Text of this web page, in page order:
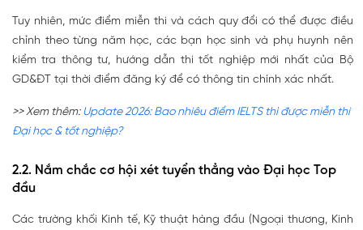
Tuy nhiên, mức điểm miễn thi và cách quy đổi có thể được điều
chỉnh theo từng năm học, các bạn học sinh và phụ huynh nên
kiểm tra thông tư, hướng dẫn thi tốt nghiệp mới nhất của Bộ
GD&ĐT tại thời điểm đăng ký để có thông tin chính xác nhất.
>> Xem thêm: Update 2026: Bao nhiêu điểm IELTS thì được miễn thi
Đại học & tốt nghiệp?
2.2. Nắm chắc cơ hội xét tuyển thẳng vào Đại học Top
đầu
Các trường khối Kinh tế, Kỹ thuật hàng đầu (Ngoại thương, Kinh